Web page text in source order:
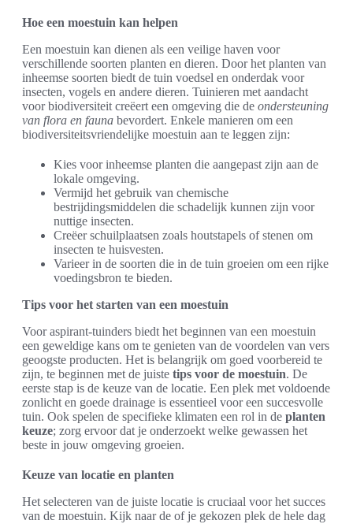
Hoe een moestuin kan helpen
Een moestuin kan dienen als een veilige haven voor
verschillende soorten planten en dieren. Door het planten van
inheemse soorten biedt de tuin voedsel en onderdak voor
insecten, vogels en andere dieren. Tuinieren met aandacht
voor biodiversiteit creëert een omgeving die de ondersteuning
van flora en fauna bevordert. Enkele manieren om een
biodiversiteitsvriendelijke moestuin aan te leggen zijn:
Kies voor inheemse planten die aangepast zijn aan de
lokale omgeving.
Vermijd het gebruik van chemische
bestrijdingsmiddelen die schadelijk kunnen zijn voor
nuttige insecten.
Creëer schuilplaatsen zoals houtstapels of stenen om
insecten te huisvesten.
Varieer in de soorten die in de tuin groeien om een rijke
voedingsbron te bieden.
Tips voor het starten van een moestuin
Voor aspirant-tuinders biedt het beginnen van een moestuin
een geweldige kans om te genieten van de voordelen van vers
geoogste producten. Het is belangrijk om goed voorbereid te
zijn, te beginnen met de juiste tips voor de moestuin. De
eerste stap is de keuze van de locatie. Een plek met voldoende
zonlicht en goede drainage is essentieel voor een succesvolle
tuin. Ook spelen de specifieke klimaten een rol in de planten
keuze; zorg ervoor dat je onderzoekt welke gewassen het
beste in jouw omgeving groeien.
Keuze van locatie en planten
Het selecteren van de juiste locatie is cruciaal voor het succes
van de moestuin. Kijk naar de of je gekozen plek de hele dag